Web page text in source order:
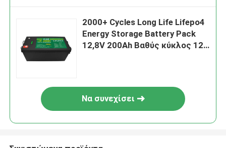
2000+ Cycles Long Life Lifepo4
Energy Storage Battery Pack
12,8V 200Ah Βαθύς κύκλος 12V
Να συνεχίσει